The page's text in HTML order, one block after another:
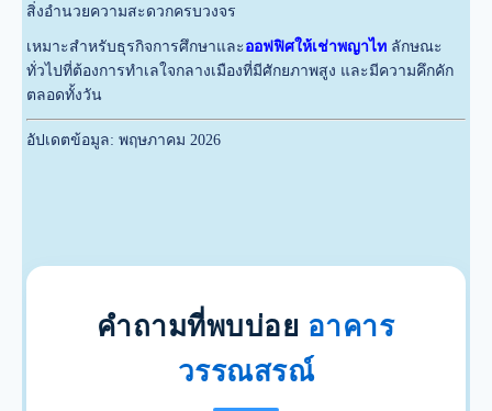
สิ่งอำนวยความสะดวกครบวงจร
เหมาะสำหรับธุรกิจการศึกษาและออฟฟิศให้เช่าพญาไท ลักษณะ
ทั่วไปที่ต้องการทำเลใจกลางเมืองที่มีศักยภาพสูง และมีความคึกคัก
ตลอดทั้งวัน
อัปเดตข้อมูล: พฤษภาคม 2026
คำถามที่พบบ่อย อาคาร
วรรณสรณ์